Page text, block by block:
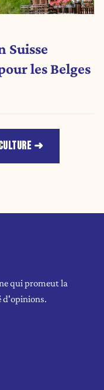
Suisse
les Belges
qui promeut la
d'opinions.